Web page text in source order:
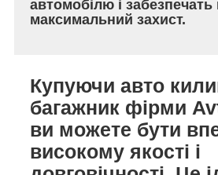
автомобілю і
максимальний захист.
Купуючи авто
багажник фірми
ви можете бути
високому якості і